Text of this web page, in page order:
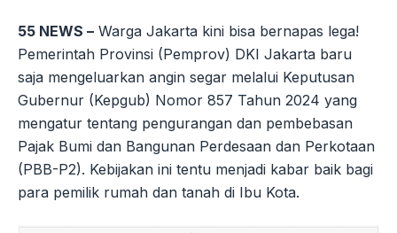
55 NEWS – Warga Jakarta kini bisa bernapas lega!
Pemerintah Provinsi (Pemprov) DKI Jakarta baru
saja mengeluarkan angin segar melalui Keputusan
Gubernur (Kepgub) Nomor 857 Tahun 2024 yang
mengatur tentang pengurangan dan pembebasan
Pajak Bumi dan Bangunan Perdesaan dan Perkotaan
(PBB-P2). Kebijakan ini tentu menjadi kabar baik bagi
para pemilik rumah dan tanah di Ibu Kota.